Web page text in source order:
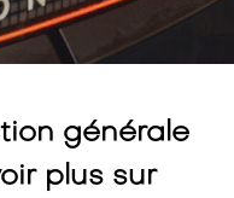
générale
plus sur